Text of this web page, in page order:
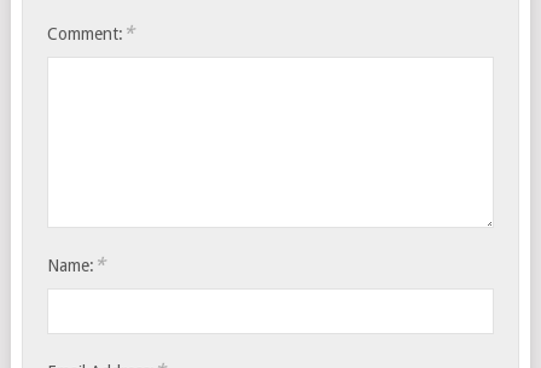
Comment: *
Name: *